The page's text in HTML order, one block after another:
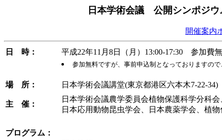
日本学術会議 公開シンポジウ
開催案内
日 時： 平成22年11月8日（月）13:00-17:30 参加費
参加無料ですが、事前申込制となっておりますの
場 所： 日本学術会議講堂(東京都港区六本木7-22-34)
主 催：
日本学術会議農学委員会植物保護科学分科
日本応用動物昆虫学会、日本農薬学会、植
プログラム：